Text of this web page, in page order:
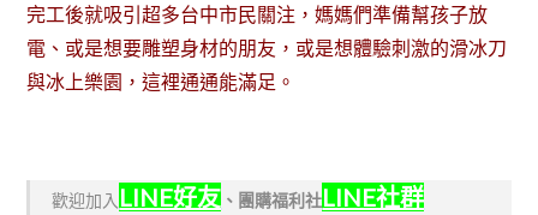
完工後就吸引超多台中市民關注，媽媽們準備幫孩子放
電、或是想要雕塑身材的朋友，或是想體驗刺激的滑冰刀
與冰上樂園，這裡通通能滿足。
歡迎加入 LINE好友 、 團購福利社LINE社群